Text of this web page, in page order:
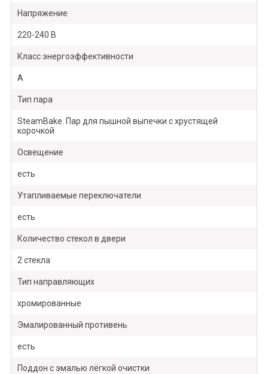
Напряжение
220-240 В
Класс энергоэффективности
A
Тип пара
SteamBake. Пар для пышной выпечки с хрустящей
корочкой
Освещение
есть
Утапливаемые переключатели
есть
Количество стекол в двери
2 стекла
Тип направляющих
хромированные
Эмалированный противень
есть
Поддон с эмалью лёгкой очистки